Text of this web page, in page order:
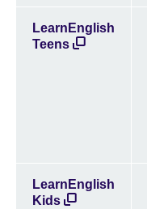
LearnEnglish
Teens
LearnEnglish
Kids